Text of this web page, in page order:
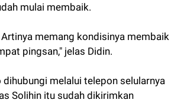
mulai membaik.
memang kondisinya membaik
pingsan," jelas Didin.
melalui telepon selularnya
Solihin itu sudah dikirimkan